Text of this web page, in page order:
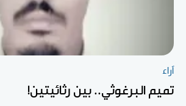
آراء
تميم البرغوثي.. بين رثائيتين!